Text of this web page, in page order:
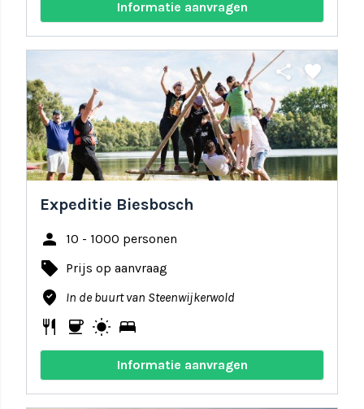
Informatie aanvragen
share favorite
Expeditie Biesbosch
person 10 - 1000 personen
local_offer Prijs op aanvraag
where_to_vote In de buurt van Steenwijkerwold
restaurant coffee wb_sunny bed
Informatie aanvragen